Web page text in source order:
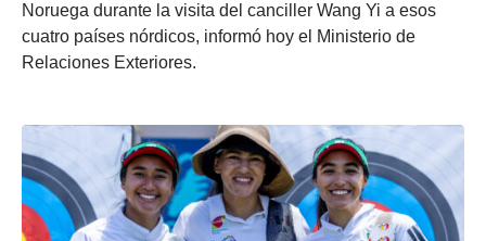
Noruega durante la visita del canciller Wang Yi a esos
cuatro países nórdicos, informó hoy el Ministerio de
Relaciones Exteriores.